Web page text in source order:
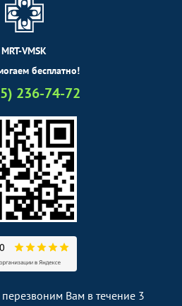
MRT-VMSK
бесплатно!
236-74-72
Вам в течение 3